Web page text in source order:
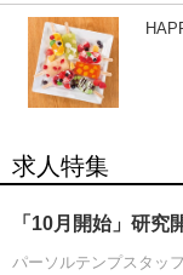
求人特集
「10月開始」研究
パーソルテンプスタッ